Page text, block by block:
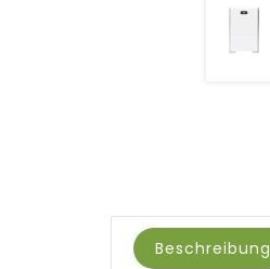
Beschreibung